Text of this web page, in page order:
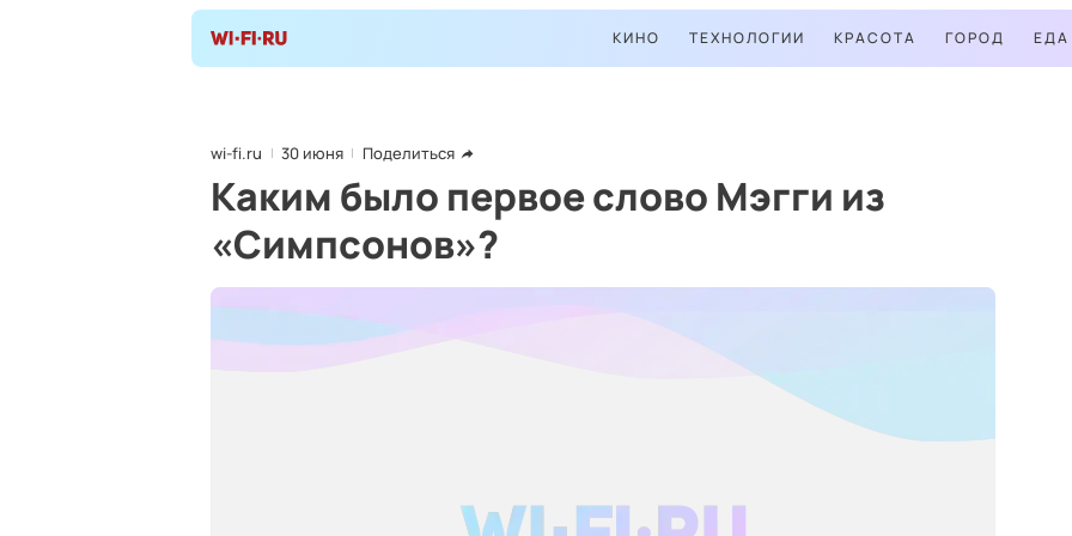
КИНО ТЕХНОЛОГИИ КРАСОТА ГОРОД ЕДА
wi-fi.ru 30 июня Поделиться
Каким было первое слово Мэгги из
«Симпсонов»?